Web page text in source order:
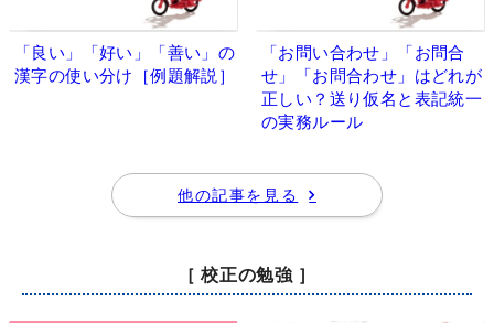
「良い」「好い」「善い」の
漢字の使い分け［例題解説］
「お問い合わせ」「お問合
せ」「お問合わせ」はどれが
正しい？送り仮名と表記統一
の実務ルール
他の記事を見る
［ 校正の勉強 ］